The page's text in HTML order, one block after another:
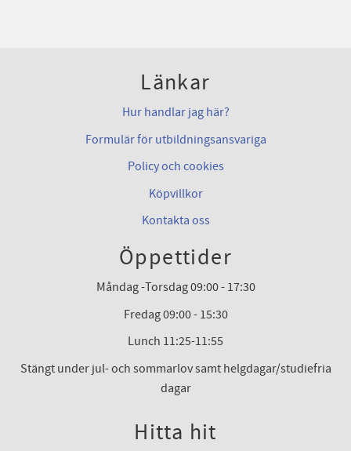
Länkar
Hur handlar jag här?
Formulär för utbildningsansvariga
Policy och cookies
Köpvillkor
Kontakta oss
Öppettider
Måndag -Torsdag 09:00 - 17:30
Fredag 09:00 - 15:30
Lunch 11:25-11:55
Stängt under jul- och sommarlov samt helgdagar/studiefria
dagar
Hitta hit